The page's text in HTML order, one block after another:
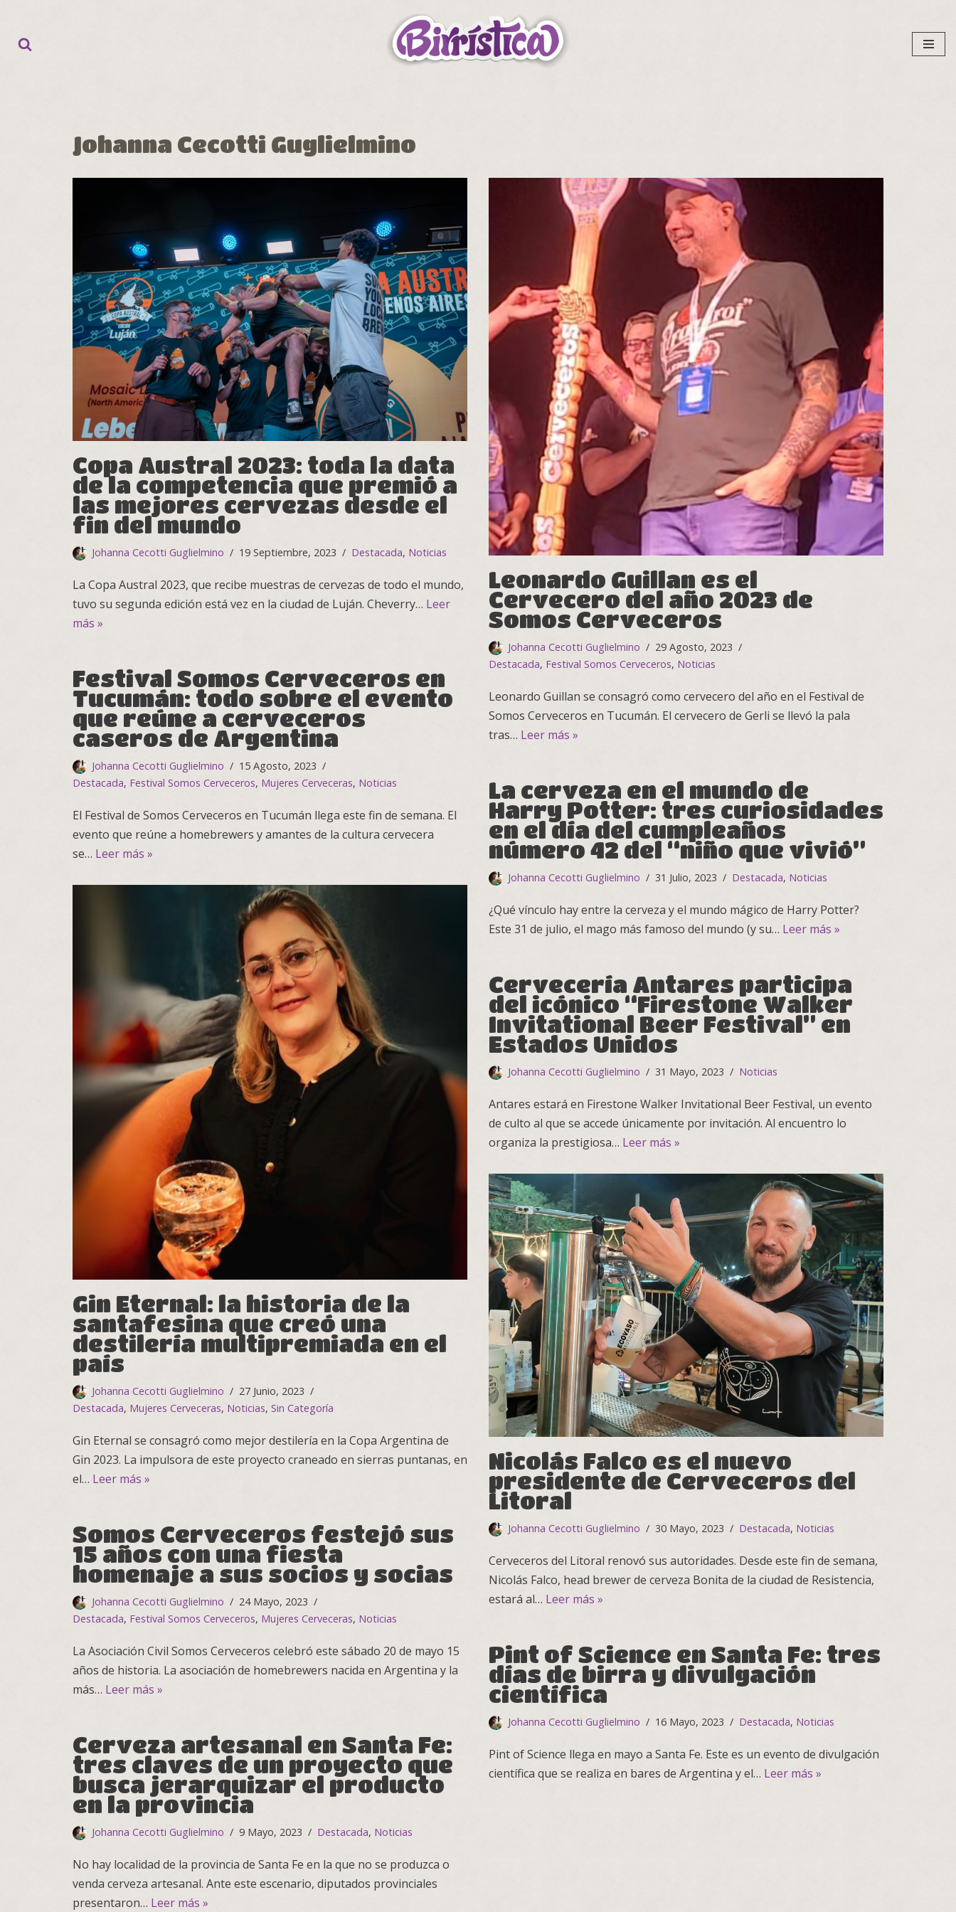
Ir
Johanna Cecotti Guglielmino
Copa Austral 2023: toda la data
de la competencia que premió a
las mejores cervezas desde el
fin del mundo
Johanna Cecotti Guglielmino 19 Septiembre, 2023 Destacada, Noticias
La Copa Austral 2023, que recibe muestras de cervezas de todo el mundo,
tuvo su segunda edición está vez en la ciudad de Luján. Cheverry… Leer
más »
Leonardo Guillan es el
Cervecero del año 2023 de
Somos Cerveceros
Johanna Cecotti Guglielmino
29 Agosto, 2023
Destacada, Festival Somos Cerveceros, Noticias
Leonardo Guillan se consagró como cervecero del año en el Festival de
Somos Cerveceros en Tucumán. El cervecero de Gerli se llevó la pala
tras… Leer más »
Festival Somos Cerveceros en
Tucumán: todo sobre el evento
que reúne a cerveceros
caseros de Argentina
Johanna Cecotti Guglielmino
15 Agosto, 2023
Destacada, Festival Somos Cerveceros, Mujeres Cerveceras, Noticias
El Festival de Somos Cerveceros en Tucumán llega este fin de semana. El
evento que reúne a homebrewers y amantes de la cultura cervecera
se… Leer más »
La cerveza en el mundo de
Harry Potter: tres curiosidades
en el día del cumpleaños
número 42 del “niño que vivió”
Johanna Cecotti Guglielmino 31 Julio, 2023 Destacada, Noticias
¿Qué vínculo hay entre la cerveza y el mundo mágico de Harry Potter?
Este 31 de julio, el mago más famoso del mundo (y su… Leer más »
Gin Eternal: la historia de la
santafesina que creó una
destilería multipremiada en el
país
Johanna Cecotti Guglielmino
27 Junio, 2023
Destacada, Mujeres Cerveceras, Noticias, Sin Categoría
Gin Eternal se consagró como mejor destilería en la Copa Argentina de
Gin 2023. La impulsora de este proyecto craneado en sierras puntanas, en
el… Leer más »
Cervecería Antares participa
del icónico “Firestone Walker
Invitational Beer Festival” en
Estados Unidos
Johanna Cecotti Guglielmino 31 Mayo, 2023 Noticias
Antares estará en Firestone Walker Invitational Beer Festival, un evento
de culto al que se accede únicamente por invitación. Al encuentro lo
organiza la prestigiosa… Leer más »
Nicolás Falco es el nuevo
presidente de Cerveceros del
Litoral
Johanna Cecotti Guglielmino 30 Mayo, 2023 Destacada, Noticias
Cerveceros del Litoral renovó sus autoridades. Desde este fin de semana,
Nicolás Falco, head brewer de cerveza Bonita de la ciudad de Resistencia,
estará al… Leer más »
Somos Cerveceros festejó sus
15 años con una fiesta
homenaje a sus socios y socias
Johanna Cecotti Guglielmino
24 Mayo, 2023
Destacada, Festival Somos Cerveceros, Mujeres Cerveceras, Noticias
La Asociación Civil Somos Cerveceros celebró este sábado 20 de mayo 15
años de historia. La asociación de homebrewers nacida en Argentina y la
más… Leer más »
Pint of Science en Santa Fe: tres
días de birra y divulgación
científica
Johanna Cecotti Guglielmino 16 Mayo, 2023 Destacada, Noticias
Pint of Science llega en mayo a Santa Fe. Este es un evento de divulgación
científica que se realiza en bares de Argentina y el… Leer más »
Cerveza artesanal en Santa Fe:
tres claves de un proyecto que
busca jerarquizar el producto
en la provincia
Johanna Cecotti Guglielmino 9 Mayo, 2023 Destacada, Noticias
No hay localidad de la provincia de Santa Fe en la que no se produzca o
venda cerveza artesanal. Ante este escenario, diputados provinciales
presentaron… Leer más »